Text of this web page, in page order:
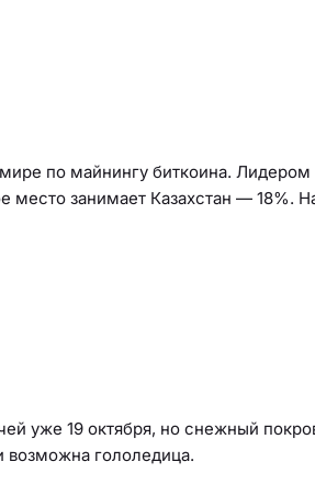
по майнингу биткоина.
место занимает Казахстан — 18%.
уже 19 октября, но снежный
возможна гололедица.